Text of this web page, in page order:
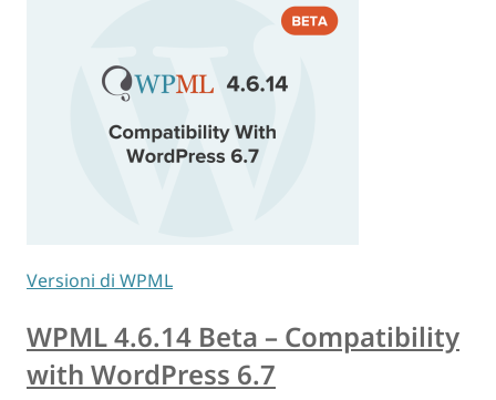
Versioni di WPML
WPML 4.6.14 Beta – Compatibility
with WordPress 6.7